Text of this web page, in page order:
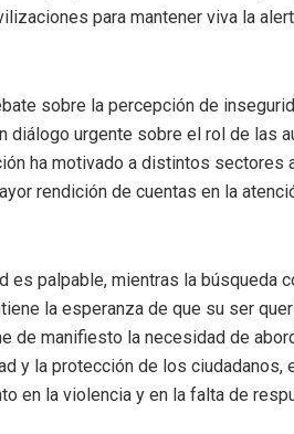
para mantener viva la
sobre la percepción de
diálogo urgente sobre el rol de las
ha motivado a distintos sectores
rendición de cuentas en la
es palpable, mientras la búsqueda
la esperanza de que su ser
de manifiesto la necesidad de
y la protección de los ciudadanos,
en la violencia y en la falta de